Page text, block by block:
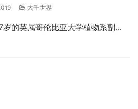
大千世界
岁的英属哥伦比亚大学植物系副…